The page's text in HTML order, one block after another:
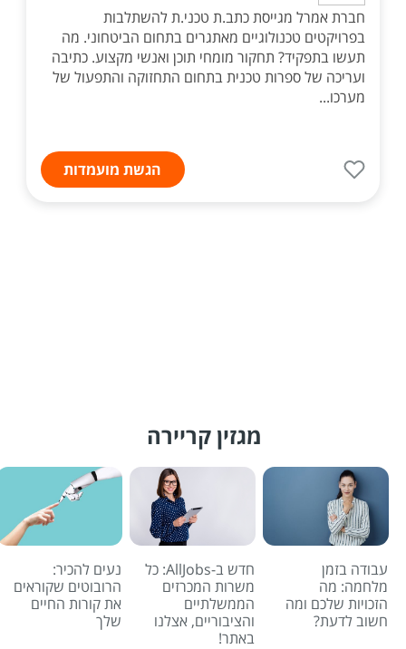
חברת אמרל מגייסת כתב.ת טכני.ת להשתלבות
בפרויקטים טכנולוגיים מאתגרים בתחום הביטחוני. מה
תעשו בתפקיד? תחקור מומחי תוכן ואנשי מקצוע. כתיבה
ועריכה של ספרות טכנית בתחום התחזוקה והתפעול של
מערכו...
הגשת מועמדות
מגזין קריירה
עבודה בזמן
מלחמה: מה
הזכויות שלכם ומה
חשוב לדעת?
חדש ב-AllJobs: כל
משרות המכרזים
הממשלתיים
והציבוריים, אצלנו
באתר!
נעים להכיר:
הרובוטים שקוראים
את קורות החיים
שלך